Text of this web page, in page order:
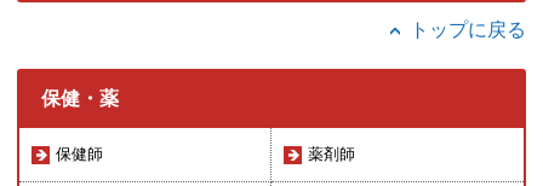
トップに戻る
保健・薬
保健師 薬剤師